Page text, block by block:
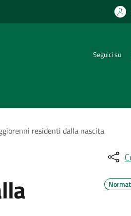
Seguici su
residenti dalla nascita